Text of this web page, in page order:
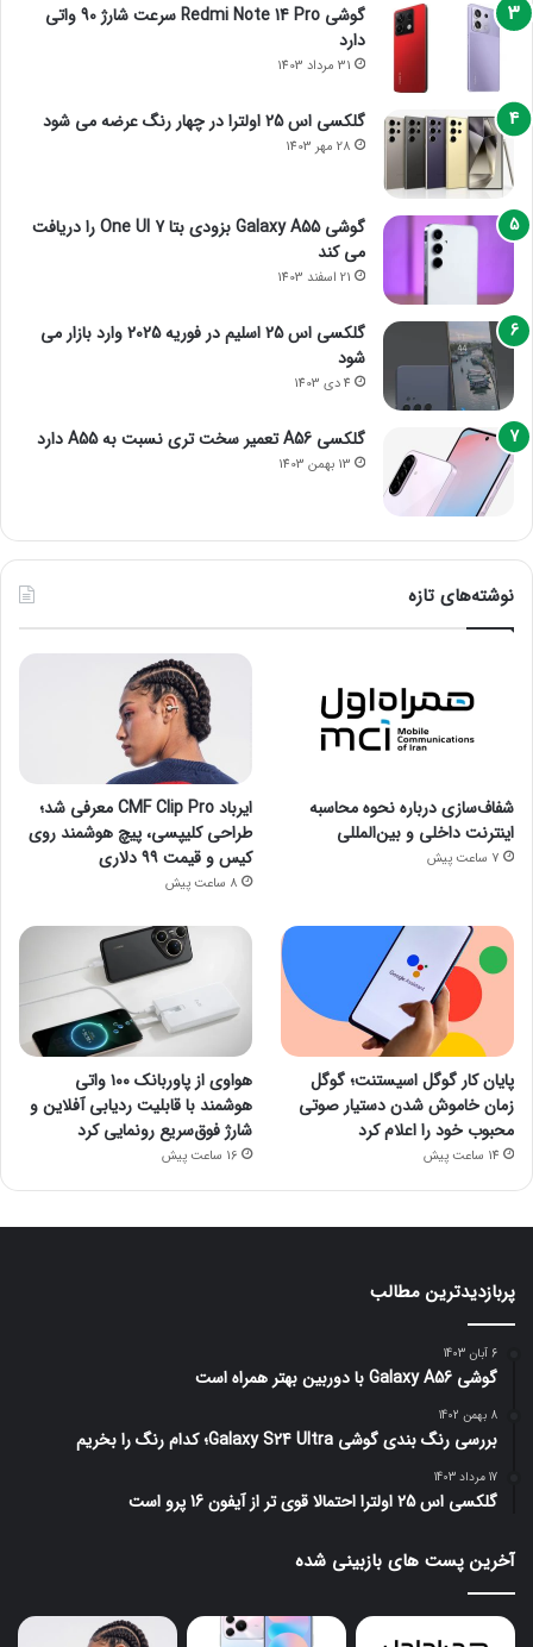
گوشی Redmi Note 14 Pro سرعت شارژ 90 واتی
دارد
31 مرداد 1403
گلکسی اس 25 اولترا در چهار رنگ عرضه می شود
28 مهر 1403
گوشی Galaxy A55 بزودی بتا One UI 7 را دریافت
می کند
21 اسفند 1403
گلکسی اس 25 اسلیم در فوریه 2025 وارد بازار می
شود
4 دی 1403
گلکسی A56 تعمیر سخت تری نسبت به A55 دارد
13 بهمن 1403
نوشته‌های تازه
شفاف‌سازی درباره نحوه محاسبه
اینترنت داخلی و بین‌المللی
7 ساعت پیش
ایرباد CMF Clip Pro معرفی شد؛
طراحی کلیپسی، پیچ هوشمند روی
کیس و قیمت ۹۹ دلاری
8 ساعت پیش
پایان کار گوگل اسیستنت؛ گوگل
زمان خاموش شدن دستیار صوتی
محبوب خود را اعلام کرد
14 ساعت پیش
هواوی از پاوربانک ۱۰۰ واتی
هوشمند با قابلیت ردیابی آفلاین و
شارژ فوق‌سریع رونمایی کرد
16 ساعت پیش
پربازدیدترین مطالب
6 آبان 1403
گوشی Galaxy A56 با دوربین بهتر همراه است
8 بهمن 1402
بررسی رنگ بندی گوشی Galaxy S24 Ultra؛ کدام رنگ را بخریم
17 مرداد 1403
گلکسی اس 25 اولترا احتمالا قوی تر از آیفون 16 پرو است
آخرین پست های بازبینی شده